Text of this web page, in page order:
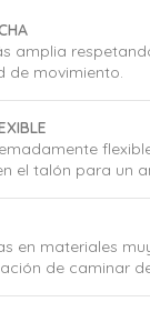
amplia
de movimiento.
el talón para un
en materiales
de caminar